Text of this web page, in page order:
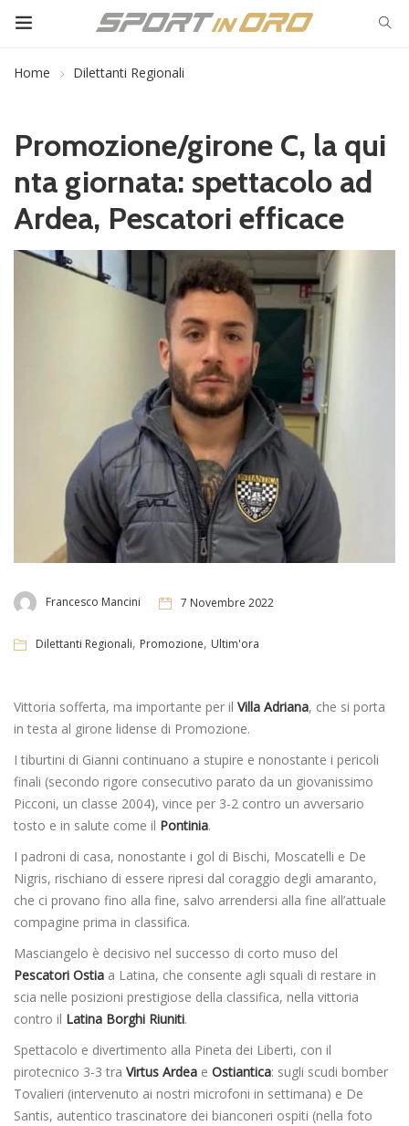
Home Dilettanti Regionali
Promozione/girone C, la qui
nta giornata: spettacolo ad
Ardea, Pescatori efficace
Francesco Mancini 7 Novembre 2022
Dilettanti Regionali, Promozione, Ultim'ora
Vittoria sofferta, ma importante per il Villa Adriana, che si porta
in testa al girone lidense di Promozione.
I tiburtini di Gianni continuano a stupire e nonostante i pericoli
finali (secondo rigore consecutivo parato da un giovanissimo
Picconi, un classe 2004), vince per 3-2 contro un avversario
tosto e in salute come il Pontinia.
I padroni di casa, nonostante i gol di Bischi, Moscatelli e De
Nigris, rischiano di essere ripresi dal coraggio degli amaranto,
che ci provano fino alla fine, salvo arrendersi alla fine all’attuale
compagine prima in classifica.
Masciangelo è decisivo nel successo di corto muso del
Pescatori Ostia a Latina, che consente agli squali di restare in
scia nelle posizioni prestigiose della classifica, nella vittoria
contro il Latina Borghi Riuniti.
Spettacolo e divertimento alla Pineta dei Liberti, con il
pirotecnico 3-3 tra Virtus Ardea e Ostiantica: sugli scudi bomber
Tovalieri (intervenuto ai nostri microfoni in settimana) e De
Santis, autentico trascinatore dei bianconeri ospiti (nella foto